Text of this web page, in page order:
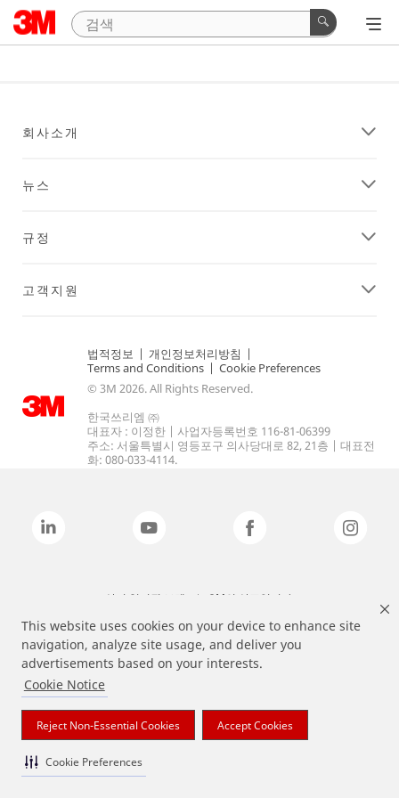
This website uses cookies on your device to enhance site
navigation, analyze site usage, and deliver you
advertisements based on your interests.
Cookie Notice
Reject Non-Essential Cookies Accept Cookies
Cookie Preferences
회사소개
뉴스
규정
고객지원
법적정보 | 개인정보처리방침 |
Terms and Conditions | Cookie Preferences
© 3M 2026. All Rights Reserved.
한국쓰리엠 ㈜
대표자 : 이정한 | 사업자등록번호 116-81-06399
주소: 서울특별시 영등포구 의사당대로 82, 21층 | 대표전
화: 080-033-4114.
상기 열거된 브랜드는 3M의 상표입니다.